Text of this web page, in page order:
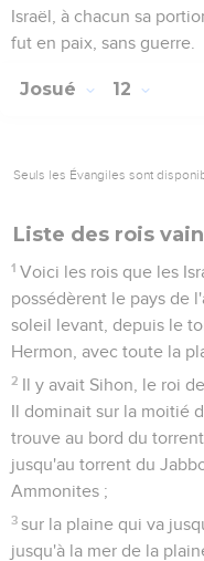
Israël, à chacun sa
fut en paix, sans guerre.
Josué 12
Seuls les Évangiles sont
Liste des rois
1 Voici les rois que les
possédèrent le pays de
soleil levant, depuis le
Hermon, avec toute la
2 Il y avait Sihon, le roi
Il dominait sur la moitié
trouve au bord du
jusqu'au torrent du
Ammonites ;
3 sur la plaine qui va
jusqu'à la mer de la